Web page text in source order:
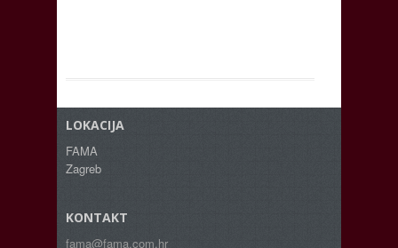
LOKACIJA
FAMA
Zagreb
KONTAKT
fama@fama.com.hr